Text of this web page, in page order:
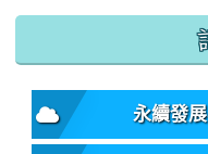
:::
永續發